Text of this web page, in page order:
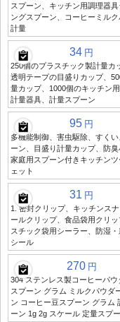
スプーン、キッチン用調理器具
ングスプーン、コーヒーミルク
計量
34 円
250個のプラスチック製計量カ
透明テープの目盛りカップ、
量カップ、1000個のキッチン
計量器具、計量スプーン
95 円
多機能制御、害虫駆除、すく
ーン、目盛り計量カップ、防臭
家庭用スプーン付きキッチンツ
ェット
31 円
1. 密封クリップ、キッチンス
ールクリップ、食品袋用クリッ
スチック袋用シーラー、防湿
シール
270 円
304 ステンレス製コーヒーパウ
スプーン グラム ミルクパウダ
ン コーヒー豆スプーン グラム
ーン 1g 2g スケール 定量スプ